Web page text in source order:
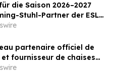
die Saison 2026–2027
Stuhl-Partner der ESL
partenaire officiel de
et fournisseur de chaises
pour 2026-2027